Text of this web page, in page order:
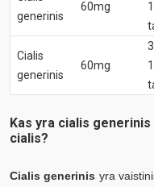
generinis
60mg
Cialis
generinis
60mg
Kas yra cialis
cialis?
Cialis generinis yra